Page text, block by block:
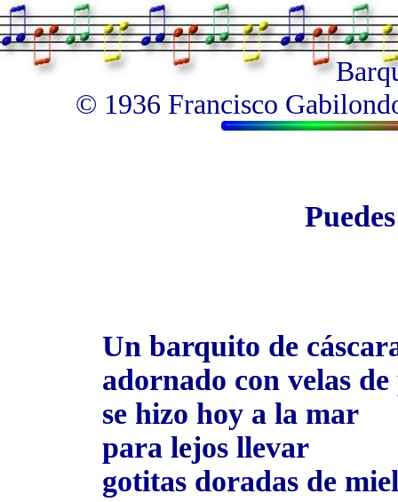
© 1936 Francisco
Un barquito de
adornado con velas de
se hizo hoy a la mar
para lejos llevar
gotitas doradas de